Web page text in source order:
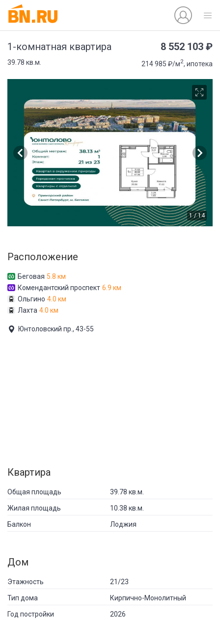
1-комнатная квартира 8 552 103 ₽
39.78 кв.м. 214 985 ₽/м2, ипотека
1 / 14
Расположение
Беговая 5.8 км
Комендантский проспект 6.9 км
Ольгино 4.0 км
Лахта 4.0 км
Юнтоловский пр., 43-55
Квартира
Общая площадь 39.78 кв.м.
Жилая площадь 10.38 кв.м.
Балкон Лоджия
Дом
Этажность 21/23
Тип дома Кирпично-Монолитный
Год постройки 2026